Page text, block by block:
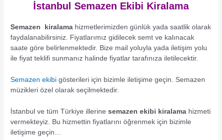
İstanbul Semazen Ekibi Kiralama
Semazen kiralama hizmetlerimizden günlük yada saatlik olarak
faydalanabilirsiniz. Fiyatlarımız gidilecek semt ve kalınacak
saate göre belirlenmektedir. Bize mail yoluyla yada iletişim yolu
ile fiyat teklifi sunmanız halinde fiyatlar tarafınıza iletilecektir.
Semazen ekibi gösterileri için bizimle iletişime geçin. Semazen
müzikleri özel olarak seçilmektedir.
İstanbul ve tüm Türkiye illerine semazen ekibi kiralama hizmeti
vermekteyiz. Bu hizmettin fiyatlarını öğrenmek için bizimle
iletişime geçin…